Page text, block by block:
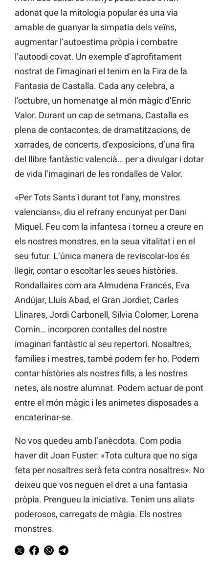
adonat que la mitologia popular és una via
amable de guanyar la simpatia dels veïns,
augmentar l’autoestima pròpia i combatre
l’autoodi covat. Un exemple d’aprofitament
nostrat de l’imaginari el tenim en la Fira de la
Fantasia de Castalla. Cada any celebra, a
l’octubre, un homenatge al món màgic d’Enric
Valor. Durant un cap de setmana, Castalla es
plena de contacontes, de dramatitzacions, de
xarrades, de concerts, d’exposicions, d’una fira
del llibre fantàstic valencià… per a divulgar i dotar
de vida l’imaginari de les rondalles de Valor.
«Per Tots Sants i durant tot l’any, monstres
valencians», diu el refrany encunyat per Dani
Miquel. Feu com la infantesa i torneu a creure en
els nostres monstres, en la seua vitalitat i en el
seu futur. L’única manera de reviscolar-los és
llegir, contar o escoltar les seues històries.
Rondallaires com ara Almudena Francés, Eva
Andújar, Lluís Abad, el Gran Jordiet, Carles
Llinares, Jordi Carbonell, Sílvia Colomer, Lorena
Comín… incorporen contalles del nostre
imaginari fantàstic al seu repertori. Nosaltres,
famílies i mestres, també podem fer-ho. Podem
contar històries als nostres fills, a les nostres
netes, als nostre alumnat. Podem actuar de pont
entre el món màgic i les animetes disposades a
encaterinar-se.
No vos quedeu amb l’anècdota. Com podia
haver dit Joan Fuster: «Tota cultura que no siga
feta per nosaltres serà feta contra nosaltres». No
deixeu que vos neguen el dret a una fantasia
pròpia. Prengueu la iniciativa. Tenim uns aliats
poderosos, carregats de màgia. Els nostres
monstres.